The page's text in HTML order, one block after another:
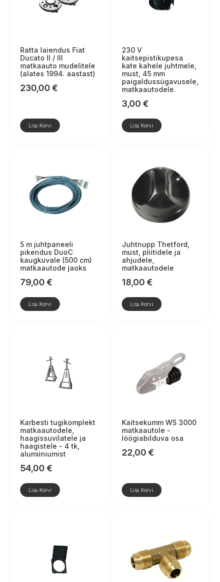
Ratta laiendus Fiat
Ducato II / III
matkaauto mudelitele
(alates 1994. aastast)
230,00 €
Lisa Korvi
230 V
kaitsepistikupesa
kate kahele juhtmele,
must, 45 mm
paigaldussügavusele,
matkaautodele.
3,00 €
Lisa Korvi
5 m juhtpaneeli
pikendus DuoC
kaugkuvale (500 cm)
matkaautode jaoks
79,00 €
Lisa Korvi
Juhtnupp Thetford,
must, pliitidele ja
ahjudele,
matkaautodele
18,00 €
Lisa Korvi
Karbesti tugikomplekt
matkaautodele,
haagissuvilatele ja
haagistele - 4 tk,
alumiiniumist
54,00 €
Lisa Korvi
Kaitsekumm WS 3000
matkaautole -
löögiabilduva osa
22,00 €
Lisa Korvi